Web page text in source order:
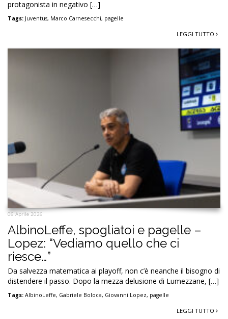
protagonista in negativo […]
Tags: Juventus, Marco Carnesecchi, pagelle
LEGGI TUTTO
06 Aprile 2026
AlbinoLeffe, spogliatoi e pagelle –
Lopez: “Vediamo quello che ci
riesce…”
Da salvezza matematica ai playoff, non c’è neanche il bisogno di
distendere il passo. Dopo la mezza delusione di Lumezzane, […]
Tags: AlbinoLeffe, Gabriele Boloca, Giovanni Lopez, pagelle
LEGGI TUTTO